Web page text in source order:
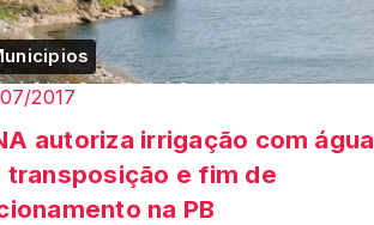
2017
autoriza irrigação com água
transposição e fim de
na PB